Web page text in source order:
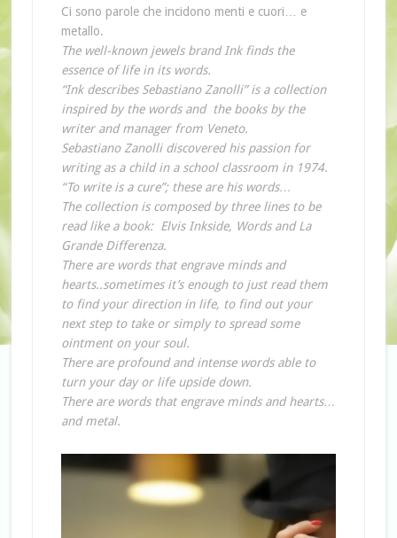
Ci sono parole che incidono menti e cuori… e
metallo.
The well-known jewels brand Ink finds the
essence of life in its words.
“Ink describes Sebastiano Zanolli” is a collection
inspired by the words and the books by the
writer and manager from Veneto.
Sebastiano Zanolli discovered his passion for
writing as a child in a school classroom in 1974.
“To write is a cure”; these are his words…
The collection is composed by three lines to be
read like a book: Elvis Inkside, Words and La
Grande Differenza.
There are words that engrave minds and
hearts..sometimes it’s enough to just read them
to find your direction in life, to find out your
next step to take or simply to spread some
ointment on your soul.
There are profound and intense words able to
turn your day or life upside down.
There are words that engrave minds and hearts…
and metal.